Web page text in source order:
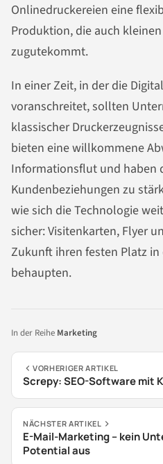
Onlinedruckereien eine
Produktion, die auch
zugutekommt.
In einer Zeit, in der die
voranschreitet, sollten
klassischer
bieten eine willkommene
Informationsflut und haben
Kundenbeziehungen zu
wie sich die Technologie
sicher: Visitenkarten, Flyer
Zukunft ihren festen Platz
behaupten.
In der Reihe Marketing
VORHERIGER ARTIKEL
Screpy: SEO-Software mit
NÄCHSTER ARTIKEL
E-Mail-Marketing – kein
Potential aus